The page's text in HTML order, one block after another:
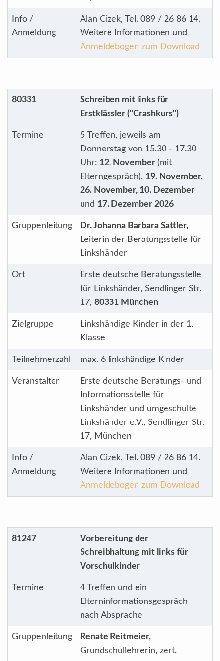
Info /
Anmeldung
Alan Cizek, Tel. 089 / 26 86 14.
Weitere Informationen und
Anmeldebogen zum Download
80331
Schreiben mit links für
Erstklässler ("Crashkurs")
Termine
5 Treffen, jeweils am
Donnerstag von 15.30 - 17.30
Uhr: 12. November (mit
Elterngespräch), 19. November,
26. November, 10. Dezember
und 17. Dezember 2026
Gruppenleitung
Dr. Johanna Barbara Sattler,
Leiterin der Beratungsstelle für
Linkshänder
Ort
Erste deutsche Beratungsstelle
für Linkshänder, Sendlinger Str.
17, 80331 München
Zielgruppe
Linkshändige Kinder in der 1.
Klasse
Teilnehmerzahl max. 6 linkshändige Kinder
Veranstalter
Erste deutsche Beratungs- und
Informationsstelle für
Linkshänder und umgeschulte
Linkshänder e.V., Sendlinger Str.
17, München
Info /
Anmeldung
Alan Cizek, Tel. 089 / 26 86 14.
Weitere Informationen und
Anmeldebogen zum Download
81247
Vorbereitung der
Schreibhaltung mit links für
Vorschulkinder
Termine
4 Treffen und ein
Elterninformationsgespräch
nach Absprache
Gruppenleitung
Renate Reitmeier,
Grundschullehrerin, zert.